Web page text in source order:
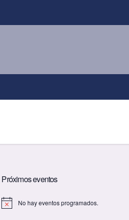
Próximos eventos
A
No hay eventos programados.